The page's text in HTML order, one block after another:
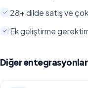
28+ dilde satış ve
Ek geliştirme
Diğer entegrasyonlar